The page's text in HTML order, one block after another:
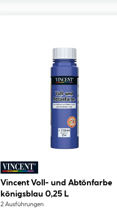
Vincent Voll- und Abtönfarbe
königsblau 0,25 L
2 Ausführungen